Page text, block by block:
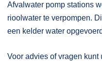
Afvalwater pomp stations
rioolwater te verpompen.
een kelder water
Voor advies of vragen kunt